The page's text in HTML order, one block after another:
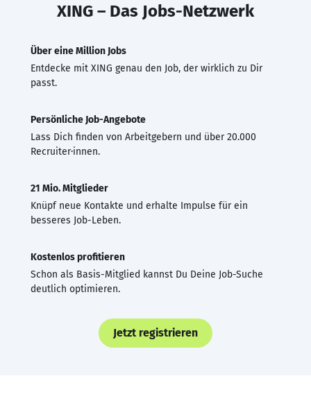
XING – Das Jobs-Netzwerk
Über eine Million Jobs
Entdecke mit XING genau den Job, der wirklich zu Dir
passt.
Persönliche Job-Angebote
Lass Dich finden von Arbeitgebern und über 20.000
Recruiter·innen.
21 Mio. Mitglieder
Knüpf neue Kontakte und erhalte Impulse für ein
besseres Job-Leben.
Kostenlos profitieren
Schon als Basis-Mitglied kannst Du Deine Job-Suche
deutlich optimieren.
Jetzt registrieren